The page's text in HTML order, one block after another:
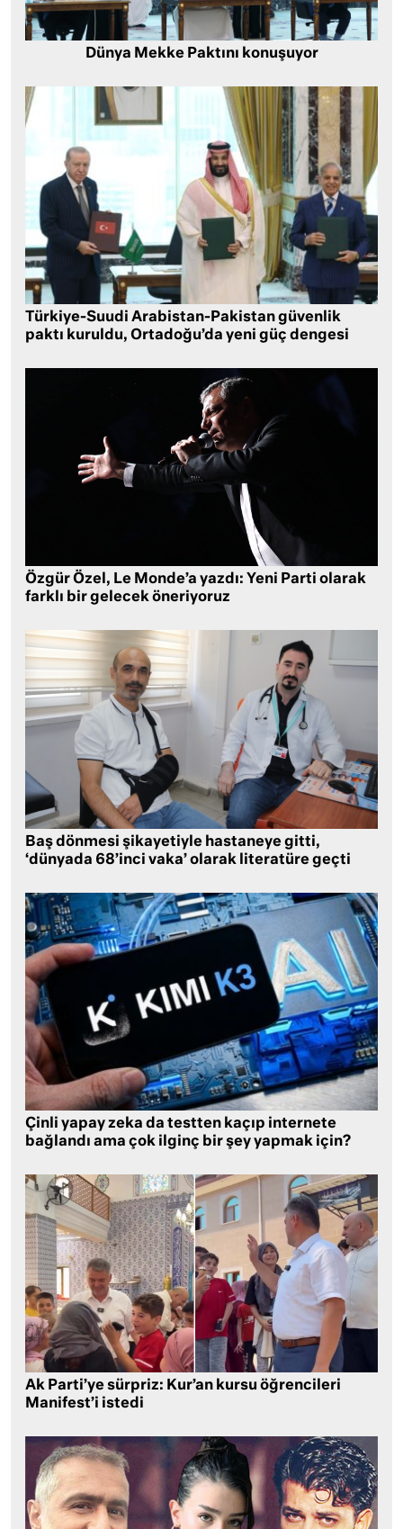
Dünya Mekke Paktını konuşuyor
Türkiye-Suudi Arabistan-Pakistan güvenlik
paktı kuruldu, Ortadoğu’da yeni güç dengesi
Özgür Özel, Le Monde’a yazdı: Yeni Parti olarak
farklı bir gelecek öneriyoruz
Baş dönmesi şikayetiyle hastaneye gitti,
‘dünyada 68’inci vaka’ olarak literatüre geçti
Çinli yapay zeka da testten kaçıp internete
bağlandı ama çok ilginç bir şey yapmak için?
Ak Parti’ye sürpriz: Kur’an kursu öğrencileri
Manifest’i istedi